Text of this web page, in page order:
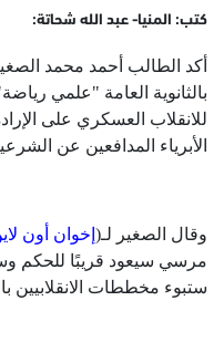
كتب: المنيا- عبد الله شحاتة:
أكد الطالب أحمد محمد
بالثانوية العامة "علمي
للانقلاب العسكري على
الأبرياء المدافعين عن
وقال الصغير لـ( إخوان أون
مرسي سيعود قريبًا للحكم
ستبوء مخططات الانقلابيين